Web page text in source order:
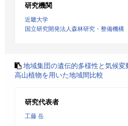
研究機関
近畿大学
国立研究開発法人森林研究・整備機構
地域集団の遺伝的多様性と気候変
高山植物を用いた地域間比較
研究代表者
工藤 岳